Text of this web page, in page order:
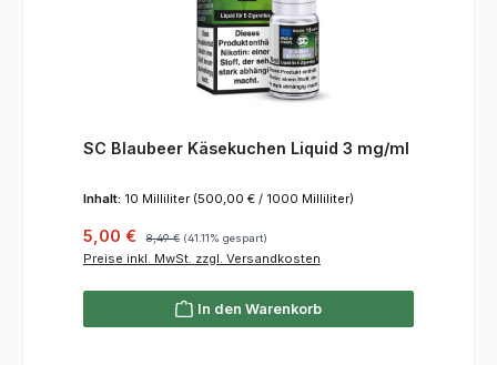
SC Blaubeer Käsekuchen Liquid 3 mg/ml
Inhalt: 10 Milliliter (500,00 € / 1000 Milliliter)
Verkaufspreis:
5,00 € 8,49 € (41.11% gespart)
Preise inkl. MwSt. zzgl. Versandkosten
In den Warenkorb